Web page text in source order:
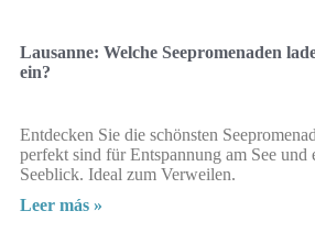
Lausanne: Welche Seepromenaden
ein?
Entdecken Sie die schönsten
perfekt sind für Entspannung am See und
Seeblick. Ideal zum Verweilen.
Leer más »